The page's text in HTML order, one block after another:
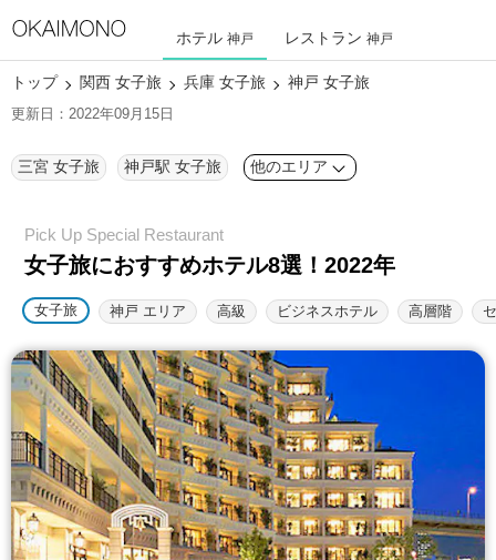
ホテル 神戸 レストラン 神戸
トップ 関西 女子旅 兵庫 女子旅 神戸 女子旅
更新日：2022年09月15日
三宮 女子旅 神戸駅 女子旅 他のエリア
女子旅におすすめホテル8選！2022年
女子旅 神戸 エリア 高級 ビジネスホテル 高層階